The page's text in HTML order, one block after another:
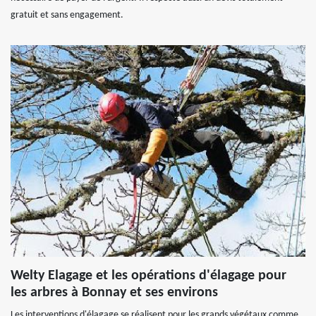
gratuit et sans engagement.
Welty Elagage et les opérations d'élagage pour
les arbres à Bonnay et ses environs